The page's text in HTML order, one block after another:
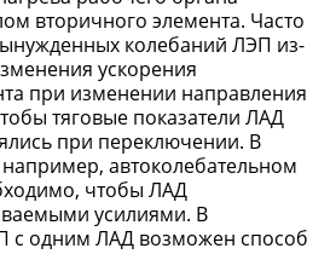
вторичного элемента. Часто
колебаний ЛЭП из-
ускорения
при изменении направления
тяговые показатели ЛАД
при переключении. В
автоколебательном
чтобы ЛАД
усилиями. В
с одним ЛАД возможен способ